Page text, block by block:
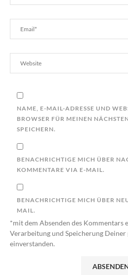
NAME, E-MAIL-ADRESSE UND
BROWSER FÜR MEINEN
SPEICHERN.
BENACHRICHTIGE MICH ÜBER
KOMMENTARE VIA E-MAIL.
BENACHRICHTIGE MICH ÜBER
MAIL.
*mit dem Absenden des
Verarbeitung und Speicherung
einverstanden.